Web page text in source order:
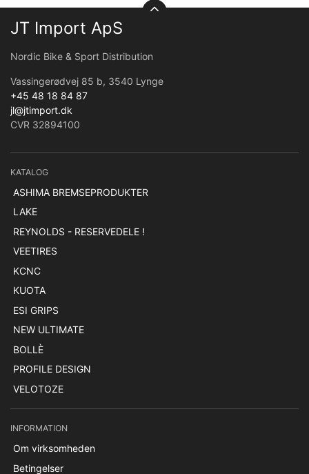
JT Import ApS
Nordic Bike & Sport Distribution
Vassingerødvej 85 b, 3540 Lynge
+45 48 18 84 87
jl@jtimport.dk
CVR 32894100
KATALOG
ASHIMA BREMSEPRODUKTER
LAKE
REYNOLDS - RESERVEDELE !
VEETIRES
KCNC
KUOTA
ESI GRIPS
NEW ULTIMATE
BOLLÈ
PROFILE DESIGN
VELOTOZE
INFORMATION
Om virksomheden
Betingelser